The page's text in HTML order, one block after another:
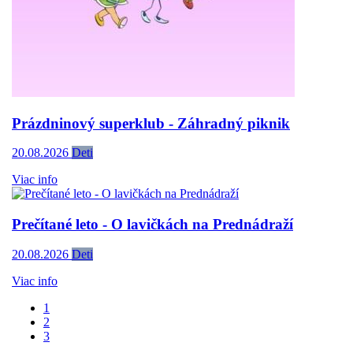
Prázdninový superklub - Záhradný piknik
20.08.2026 Deti
Viac info
Prečítané leto - O lavičkách na Prednádraží
20.08.2026 Deti
Viac info
1
2
3